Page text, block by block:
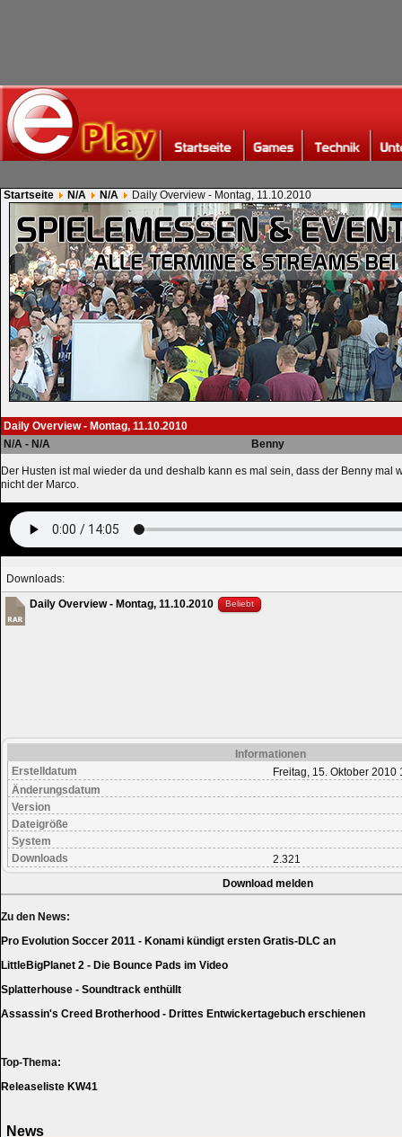
Startseite N/A N/A Daily Overview - Montag, 11.10.2010
Daily Overview - Montag, 11.10.2010
N/A - N/A
Benny
Der Husten ist mal wieder da und deshalb kann es mal sein, dass der Benny mal
nicht der Marco.
Downloads:
Daily Overview - Montag, 11.10.2010
Beliebt
Informationen
Erstelldatum
Freitag, 15. Oktober 2010
Änderungsdatum
Version
Dateigröße
System
Downloads
2.321
Download melden
Zu den News:
Pro Evolution Soccer 2011 - Konami kündigt ersten Gratis-DLC an
LittleBigPlanet 2 - Die Bounce Pads im Video
Splatterhouse - Soundtrack enthüllt
Assassin's Creed Brotherhood - Drittes Entwickertagebuch erschienen
Top-Thema:
Releaseliste KW41
News